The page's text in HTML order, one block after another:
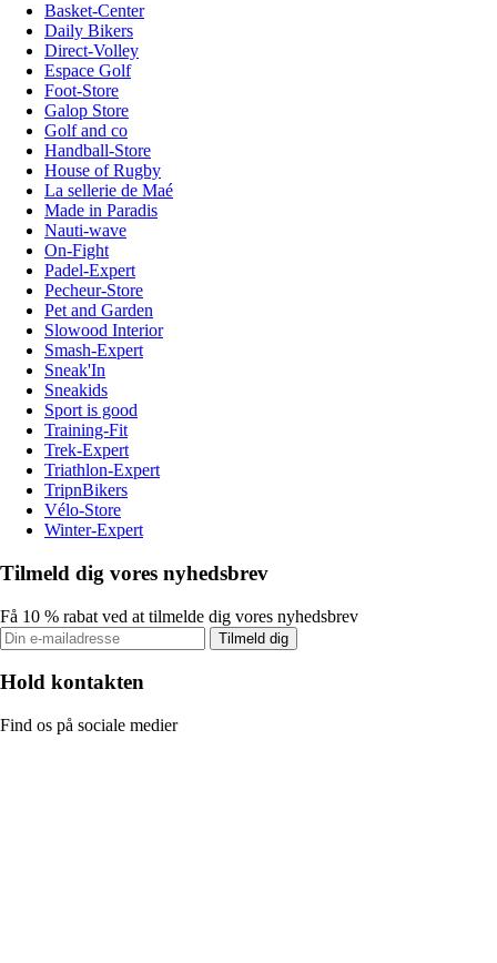
Basket-Center
Daily Bikers
Direct-Volley
Espace Golf
Foot-Store
Galop Store
Golf and co
Handball-Store
House of Rugby
La sellerie de Maé
Made in Paradis
Nauti-wave
On-Fight
Padel-Expert
Pecheur-Store
Pet and Garden
Slowood Interior
Smash-Expert
Sneak'In
Sneakids
Sport is good
Training-Fit
Trek-Expert
Triathlon-Expert
TripnBikers
Vélo-Store
Winter-Expert
Tilmeld dig vores nyhedsbrev
Få 10 % rabat ved at tilmelde dig vores nyhedsbrev
Tilmeld dig
Hold kontakten
Find os på sociale medier